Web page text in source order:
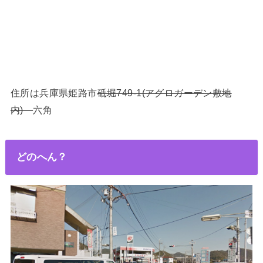
住所は兵庫県姫路市砥堀749-1(アグロガーデン敷地
内)六角
どのへん？